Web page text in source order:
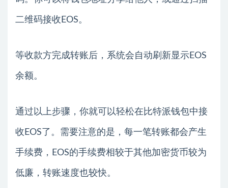
二维码接收EOS。
等收款方完成转账后，系统会自动刷新显示EOS
余额。
通过以上步骤，你就可以轻松在比特派钱包中接
收EOS了。需要注意的是，每一笔转账都会产生
手续费，EOS的手续费相较于其他加密货币较为
低廉，转账速度也较快。